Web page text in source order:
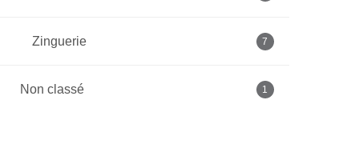
Zinguerie 7
Non classé 1